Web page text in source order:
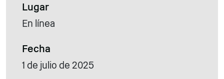
Lugar
En línea
Fecha
1 de julio de 2025